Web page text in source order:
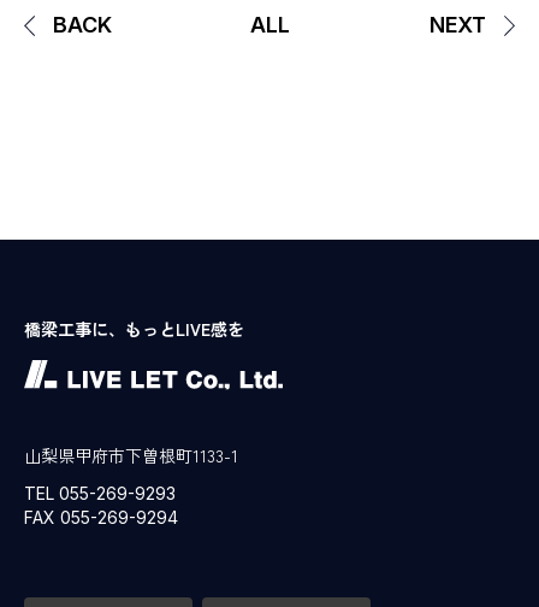
BACK ALL NEXT
橋梁工事に、もっとLIVE感を
山梨県甲府市下曽根町1133-1
TEL 055-269-9293
FAX 055-269-9294